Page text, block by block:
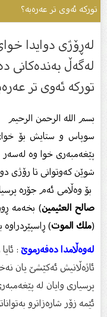
تورکە ئەوى تر عەرەبە؟
لەڕۆژی دوایدا
لەگەڵ بەندەکانى
تورکە ئەوى تر
بسم الله الرحمن الرحیم
سوپاس و ستایش بۆ
پێغەمبەرى خوا وە لەسەر
شوێن كەوتوانى تا رۆژى
بۆ وەڵامى ئەم جۆرە
صالح العثیمین) بخەمە ڕوو
ملك الموت) ڕاسپێردراوە
لەوەڵامدا دەفەرموێ: ئایا
ئاژەڵانیش ئەكێشێ‌ یان
پرسیاری وایان لە
ئێمە زۆر شارەزاترو